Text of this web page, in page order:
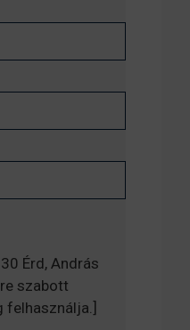
Érd, András
szabott